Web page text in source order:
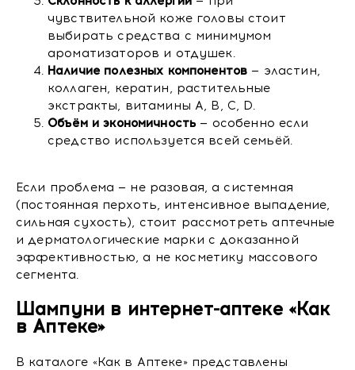
чувствительной коже головы стоит
выбирать средства с минимумом
ароматизаторов и отдушек.
Наличие полезных компонентов — эластин,
коллаген, кератин, растительные
экстракты, витамины A, B, C, D.
Объём и экономичность — особенно если
средство используется всей семьёй.
Если проблема — не разовая, а системная
(постоянная перхоть, интенсивное выпадение,
сильная сухость), стоит рассмотреть аптечные
и дерматологические марки с доказанной
эффективностью, а не косметику массового
сегмента.
Шампуни в интернет-аптеке «Как
в Аптеке»
В каталоге «Как в Аптеке» представлены